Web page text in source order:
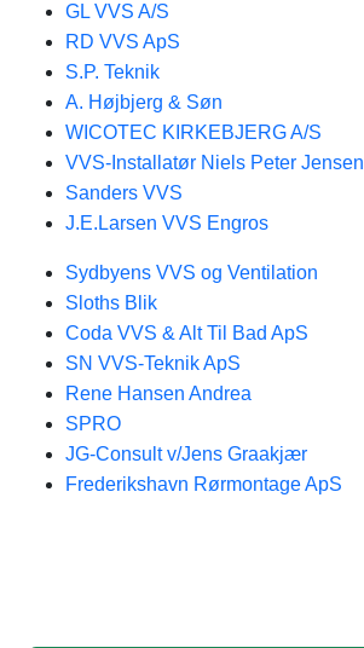
GL VVS A/S
RD VVS ApS
S.P. Teknik
A. Højbjerg & Søn
WICOTEC KIRKEBJERG A/S
VVS-Installatør Niels Peter Jensen
Sanders VVS
J.E.Larsen VVS Engros
Sydbyens VVS og Ventilation
Sloths Blik
Coda VVS & Alt Til Bad ApS
SN VVS-Teknik ApS
Rene Hansen Andrea
SPRO
JG-Consult v/Jens Graakjær
Frederikshavn Rørmontage ApS